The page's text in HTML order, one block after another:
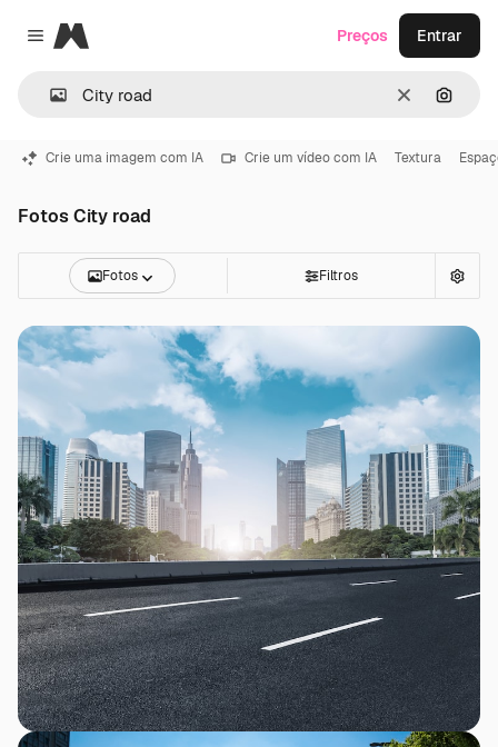
Close menu
Magnific
Limpar
Preços Entrar
Crie uma imagem com IA Crie um vídeo com IA Textura
Fotos City road
Fotos Filtros